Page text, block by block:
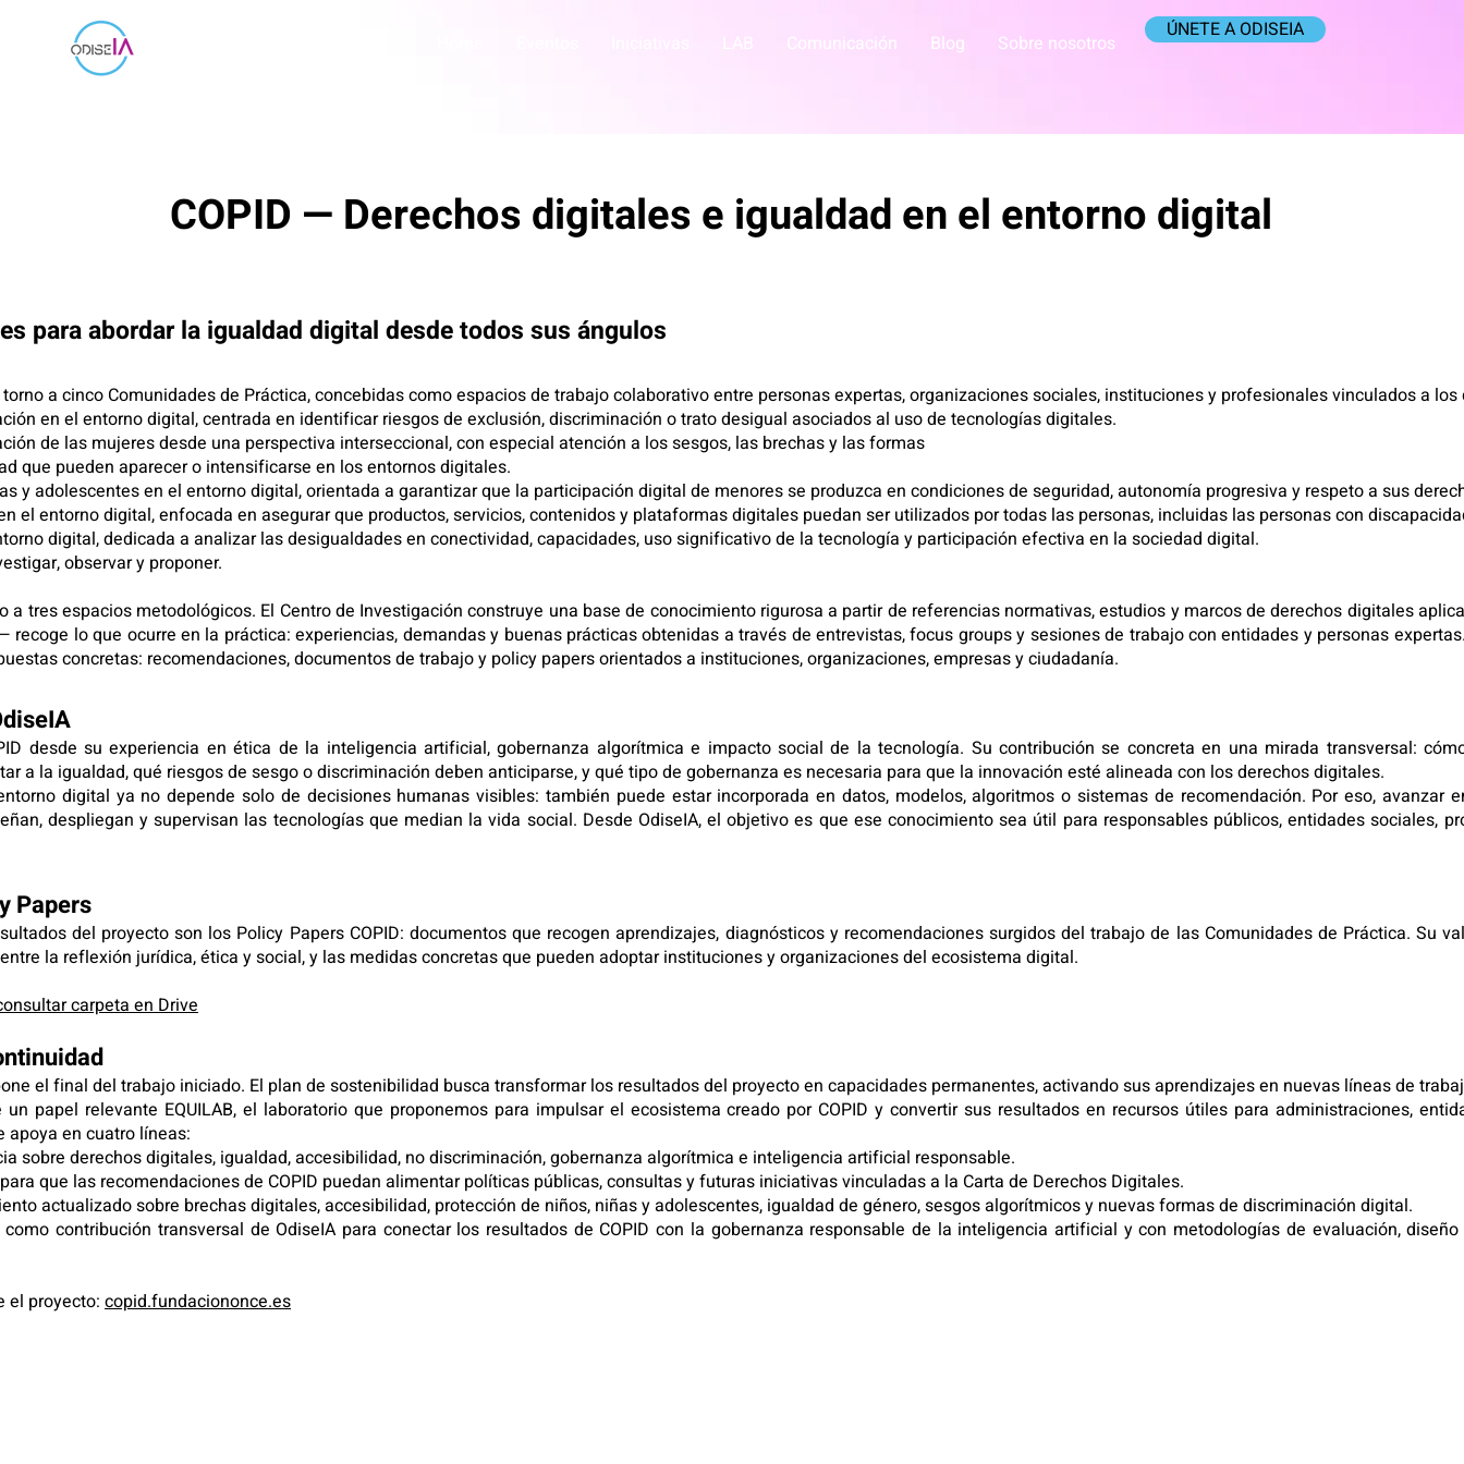
LAB Comunicación Blog Sobre nosotros
ÚNETE A ODISEIA
COPID — Derechos digitales e igualdad en el entorno digital
para abordar la igualdad digital desde todos sus ángulos
a cinco Comunidades de Práctica, concebidas como espacios de trabajo colaborativo entre personas expertas, organizaciones sociales, instituciones y profesionales vinculados a
en el entorno digital, centrada en identificar riesgos de exclusión, discriminación o trato desigual asociados al uso de tecnologías digitales.
de las mujeres desde una perspectiva interseccional, con especial atención a los sesgos, las brechas y las formas
que pueden aparecer o intensificarse en los entornos digitales.
y adolescentes en el entorno digital, orientada a garantizar que la participación digital de menores se produzca en condiciones de seguridad, autonomía progresiva y respeto a sus
el entorno digital, enfocada en asegurar que productos, servicios, contenidos y plataformas digitales puedan ser utilizados por todas las personas, incluidas las personas con
digital, dedicada a analizar las desigualdades en conectividad, capacidades, uso significativo de la tecnología y participación efectiva en la sociedad digital.
observar y proponer.
a tres espacios metodológicos. El Centro de Investigación construye una base de conocimiento rigurosa a partir de referencias normativas, estudios y marcos de derechos digitales
lo que ocurre en la práctica: experiencias, demandas y buenas prácticas obtenidas a través de entrevistas, focus groups y sesiones de trabajo con entidades y personas
concretas: recomendaciones, documentos de trabajo y policy papers orientados a instituciones, organizaciones, empresas y ciudadanía.
desde su experiencia en ética de la inteligencia artificial, gobernanza algorítmica e impacto social de la tecnología. Su contribución se concreta en una mirada transversal:
a la igualdad, qué riesgos de sesgo o discriminación deben anticiparse, y qué tipo de gobernanza es necesaria para que la innovación esté alineada con los derechos digitales.
digital ya no depende solo de decisiones humanas visibles: también puede estar incorporada en datos, modelos, algoritmos o sistemas de recomendación. Por eso, avanzar
despliegan y supervisan las tecnologías que median la vida social. Desde OdiseIA, el objetivo es que ese conocimiento sea útil para responsables públicos, entidades sociales,
Papers
del proyecto son los Policy Papers COPID: documentos que recogen aprendizajes, diagnósticos y recomendaciones surgidos del trabajo de las Comunidades de Práctica. Su
la reflexión jurídica, ética y social, y las medidas concretas que pueden adoptar instituciones y organizaciones del ecosistema digital.
carpeta en Drive
el final del trabajo iniciado. El plan de sostenibilidad busca transformar los resultados del proyecto en capacidades permanentes, activando sus aprendizajes en nuevas líneas de
papel relevante EQUILAB, el laboratorio que proponemos para impulsar el ecosistema creado por COPID y convertir sus resultados en recursos útiles para administraciones,
apoya en cuatro líneas:
sobre derechos digitales, igualdad, accesibilidad, no discriminación, gobernanza algorítmica e inteligencia artificial responsable.
que las recomendaciones de COPID puedan alimentar políticas públicas, consultas y futuras iniciativas vinculadas a la Carta de Derechos Digitales.
actualizado sobre brechas digitales, accesibilidad, protección de niños, niñas y adolescentes, igualdad de género, sesgos algorítmicos y nuevas formas de discriminación digital.
como contribución transversal de OdiseIA para conectar los resultados de COPID con la gobernanza responsable de la inteligencia artificial y con metodologías de evaluación,
el proyecto: copid.fundaciononce.es